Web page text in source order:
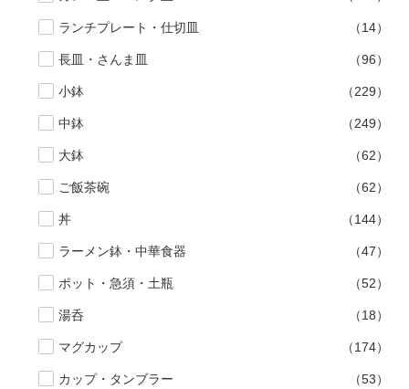
ランチプレート・仕切皿 （14）
長皿・さんま皿 （96）
小鉢 （229）
中鉢 （249）
大鉢 （62）
ご飯茶碗 （62）
丼 （144）
ラーメン鉢・中華食器 （47）
ポット・急須・土瓶 （52）
湯呑 （18）
マグカップ （174）
カップ・タンブラー （53）